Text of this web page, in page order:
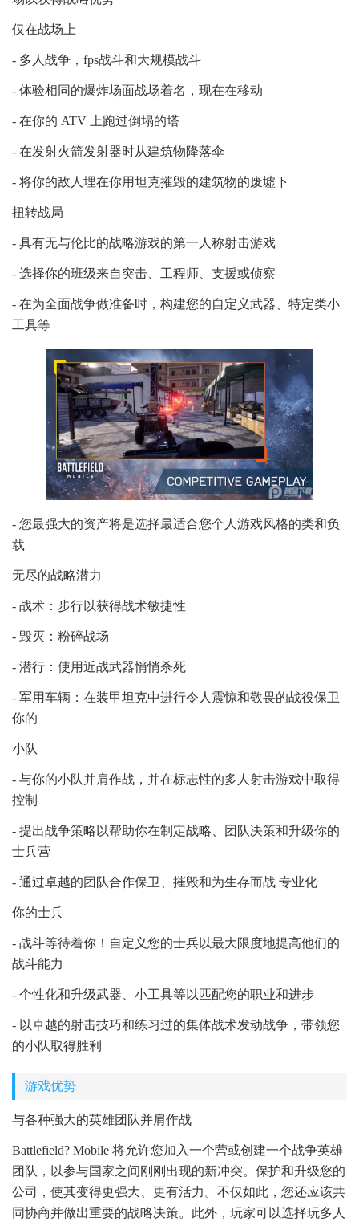
仅在战场上
- 多人战争，fps战斗和大规模战斗
- 体验相同的爆炸场面战场着名，现在在移动
- 在你的 ATV 上跑过倒塌的塔
- 在发射火箭发射器时从建筑物降落伞
- 将你的敌人埋在你用坦克摧毁的建筑物的废墟下
扭转战局
- 具有无与伦比的战略游戏的第一人称射击游戏
- 选择你的班级来自突击、工程师、支援或侦察
- 在为全面战争做准备时，构建您的自定义武器、特定类小
工具等
- 您最强大的资产将是选择最适合您个人游戏风格的类和负
载
无尽的战略潜力
- 战术：步行以获得战术敏捷性
- 毁灭：粉碎战场
- 潜行：使用近战武器悄悄杀死
- 军用车辆：在装甲坦克中进行令人震惊和敬畏的战役保卫
你的
小队
- 与你的小队并肩作战，并在标志性的多人射击游戏中取得
控制
- 提出战争策略以帮助你在制定战略、团队决策和升级你的
士兵营
- 通过卓越的团队合作保卫、摧毁和为生存而战 专业化
你的士兵
- 战斗等待着你！自定义您的士兵以最大限度地提高他们的
战斗能力
- 个性化和升级武器、小工具等以匹配您的职业和进步
- 以卓越的射击技巧和练习过的集体战术发动战争，带领您
的小队取得胜利
游戏优势
与各种强大的英雄团队并肩作战
Battlefield? Mobile 将允许您加入一个营或创建一个战争英雄
团队，以参与国家之间刚刚出现的新冲突。保护和升级您的
公司，使其变得更强大、更有活力。不仅如此，您还应该共
同协商并做出重要的战略决策。此外，玩家可以选择玩多人